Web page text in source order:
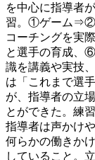
を中心に指導者
習。①ゲーム⇒②
コーチングを実
と選手の育成、
識を講義や実技
は「これまで選
が、指導者の立
とができた。練
指導者は声かけ
何らかの働きか
していること。